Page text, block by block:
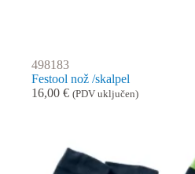
498183
Festool nož /skalpel
16,00 € (PDV uključen)